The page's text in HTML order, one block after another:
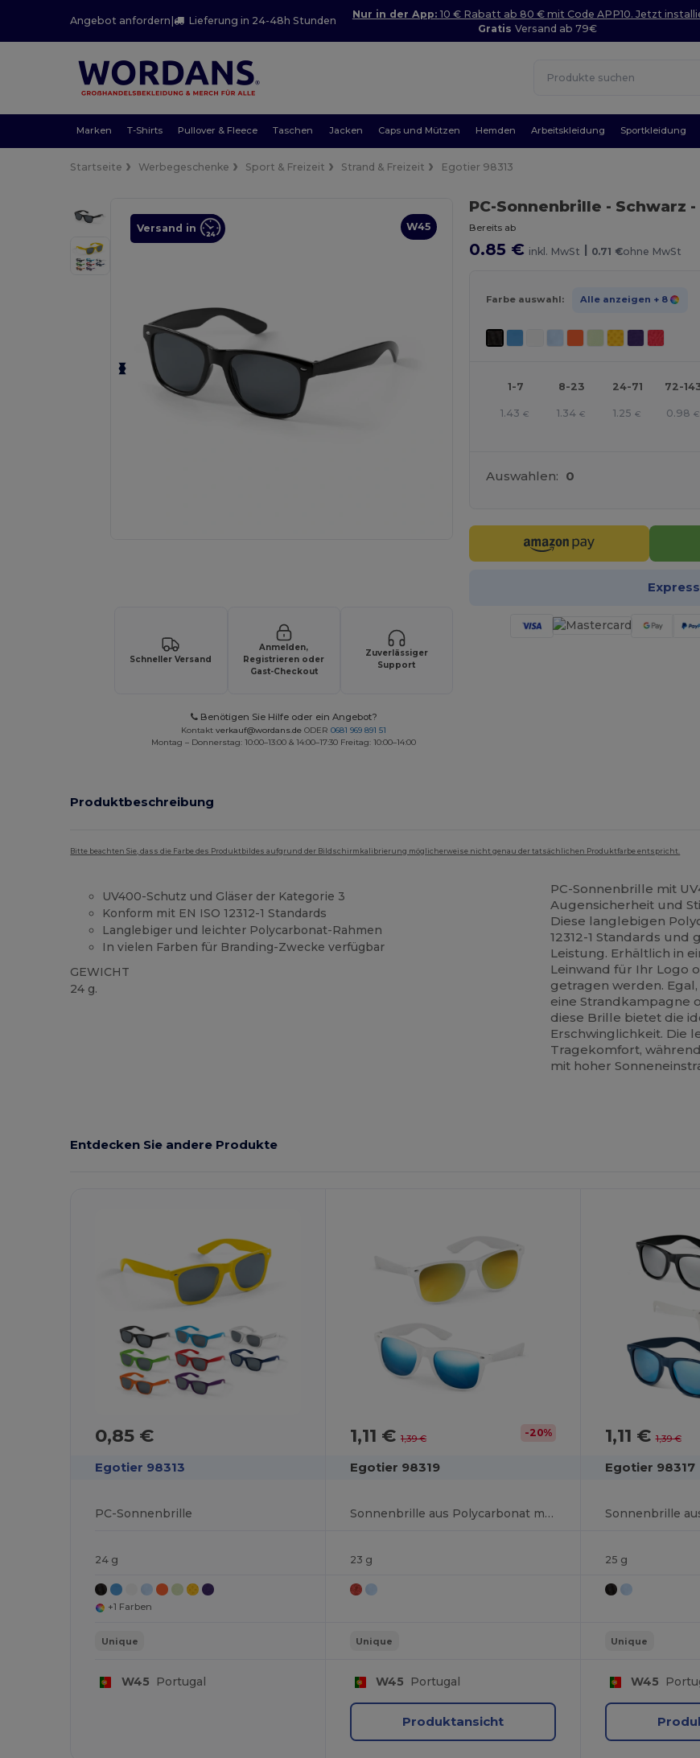
Angebot anfordern | Lieferung in 24-48h Stunden
Nur in der App: 10 € Rabatt ab 80 € mit Code APP10. Jetzt
GratisVersand ab 79€
Marken T-Shirts Pullover & Fleece Taschen Jacken Caps und Mützen Hemden Arbeitskleidung Sportkleidung
Startseite Werbegeschenke Sport & Freizeit Strand & Freizeit Egotier 98313
W45
Versand in
Schneller Versand
Anmelden,
Registrieren oder
Gast-Checkout
Zuverlässiger
Support
Benötigen Sie Hilfe oder ein Angebot?
Kontaktverkauf@wordans.de ODER0681 969 891 51
Montag – Donnerstag: 10:00–13:00 & 14:00–17:30 Freitag: 10:00–14:00
PC-Sonnenbrille - Schwarz -
Bereits ab
0.85 € inkl. MwSt | 0.71 €ohne MwSt
Farbe auswahl: Alle anzeigen + 8
1-7 8-23 24-71 72-
1.43 € 1.34 € 1.25 € 0.98 €
Auswahlen: 0
Produktbeschreibung
Bitte beachten Sie, dass die Farbe des Produktbildes aufgrund der Bildschirmkalibrierung möglicherweise nicht genau der tatsächlichen Produktfarbe entspricht.
UV400-Schutz und Gläser der Kategorie 3
Konform mit EN ISO 12312-1 Standards
Langlebiger und leichter Polycarbonat-Rahmen
In vielen Farben für Branding-Zwecke verfügbar
GEWICHT
24 g.
PC-Sonnenbrille mit
Augensicherheit und
Diese langlebigen
12312-1 Standards
Leistung. Erhältlich in
Leinwand für Ihr Logo
getragen werden.
eine Strandkampagne
diese Brille bietet die
Erschwinglichkeit. Die
Tragekomfort,
mit hoher
Entdecken Sie andere Produkte
0,85 €
Egotier 98313
PC-Sonnenbrille
24 g
+1 Farben
Unique
W45 Portugal
1,11 € 1,39 € -20%
Egotier 98319
Sonnenbrille aus Polycarbonat mit verspiegelten Brillengläsern
23 g
Unique
W45 Portugal
Produktansicht
1,11 €1,39 €
Egotier 98317
25 g
Unique
W45